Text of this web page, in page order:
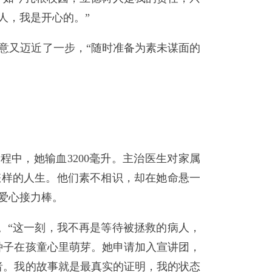
，我是开心的。”
又迈近了一步，“随时准备为素未谋面的
中，她输血3200毫升。主治医生对家属
的人生。他们素不相识，却在她命悬一
接力棒。
这一刻，我不再是等待被拯救的病人，
在孩童心里萌芽。她申请加入宣讲团，
我的故事就是最真实的证明，我的状态